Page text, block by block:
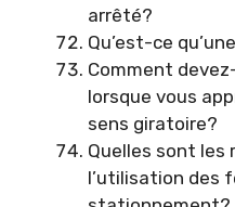
arrêté?
Qu’est-ce
Comment
lorsque vous
sens giratoire?
Quelles sont les
l’utilisation des